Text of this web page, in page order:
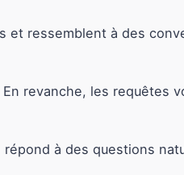
et ressemblent à des
revanche, les requêtes
à des questions